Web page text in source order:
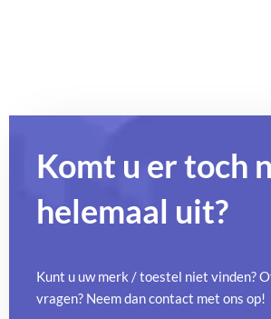
Komt u er toch
helemaal uit?
Kunt u uw merk / toestel niet vinden?
vragen? Neem dan contact met ons op!